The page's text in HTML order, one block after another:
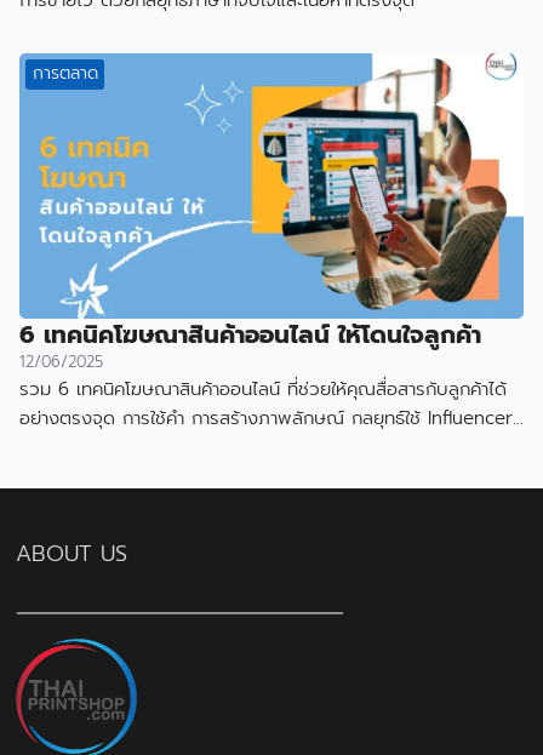
การตลาด
6 เทคนิคโฆษณาสินค้าออนไลน์ ให้โดนใจลูกค้า
12/06/2025
รวม 6 เทคนิคโฆษณาสินค้าออนไลน์ ที่ช่วยให้คุณสื่อสารกับลูกค้าได้
อย่างตรงจุด การใช้คำ การสร้างภาพลักษณ์ กลยุทธ์ใช้ Influencer
ABOUT US